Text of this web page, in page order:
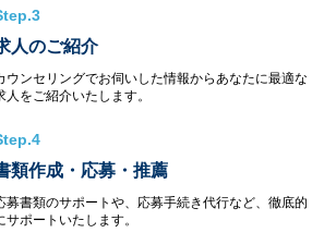
人のご紹介
ウンセリングでお伺いした情報からあなたに最適な
人をご紹介いたします。
類作成・応募・推薦
募書類のサポートや、応募手続き代行など、徹底的
サポートいたします。